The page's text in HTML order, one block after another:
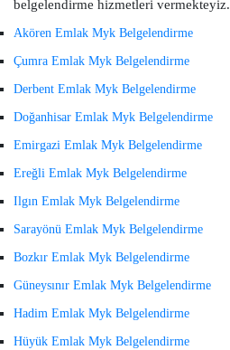
belgelendirme hizmetleri vermekteyiz.
Akören Emlak Myk Belgelendirme
Çumra Emlak Myk Belgelendirme
Derbent Emlak Myk Belgelendirme
Doğanhisar Emlak Myk Belgelendirme
Emirgazi Emlak Myk Belgelendirme
Ereğli Emlak Myk Belgelendirme
Ilgın Emlak Myk Belgelendirme
Sarayönü Emlak Myk Belgelendirme
Bozkır Emlak Myk Belgelendirme
Güneysınır Emlak Myk Belgelendirme
Hadim Emlak Myk Belgelendirme
Hüyük Emlak Myk Belgelendirme